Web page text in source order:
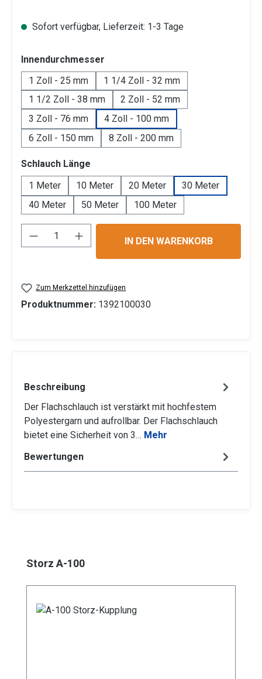
Sofort verfügbar, Lieferzeit: 1-3 Tage
Innendurchmesser
1 Zoll - 25 mm
1 1/4 Zoll - 32 mm
1 1/2 Zoll - 38 mm
2 Zoll - 52 mm
3 Zoll - 76 mm
4 Zoll - 100 mm
6 Zoll - 150 mm
8 Zoll - 200 mm
Schlauch Länge
1 Meter
10 Meter 20 Meter
30 Meter
40 Meter
50 Meter 100 Meter
Produkt Anzahl: Gib den gewünschten
IN DEN WARENKORB
Zum Merkzettel hinzufügen
Produktnummer: 1392100030
Beschreibung
Der Flachschlauch ist verstärkt mit hochfestem
Polyestergarn und aufrollbar. Der Flachschlauch
bietet eine Sicherheit von 3… Mehr
Bewertungen
Produktgalerie überspringen
Storz A-100